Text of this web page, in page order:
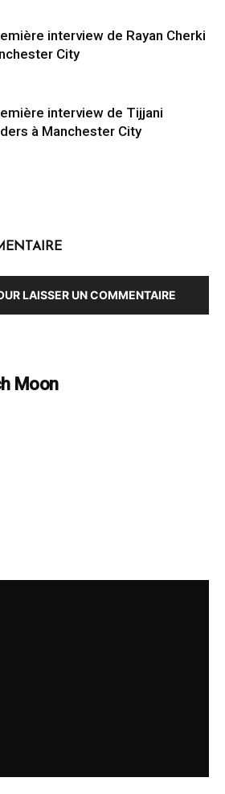
interview de Rayan Cherki
City
interview de Tijjani
à Manchester City
LAISSER UN COMMENTAIRE
Moon